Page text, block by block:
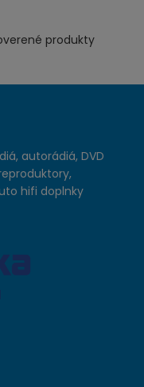
produkty
autorádiá, DVD
hifi doplnky